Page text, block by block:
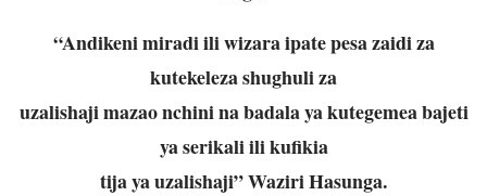
“Andikeni miradi ili wizara ipate pesa zaidi za
kutekeleza shughuli za
uzalishaji mazao nchini na badala ya kutegemea bajeti
ya serikali ili kufikia
tija ya uzalishaji” Waziri Hasunga.